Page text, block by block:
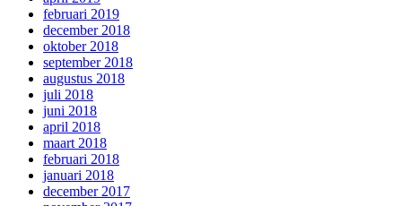
februari 2019
december 2018
oktober 2018
september 2018
augustus 2018
juli 2018
juni 2018
april 2018
maart 2018
februari 2018
januari 2018
december 2017